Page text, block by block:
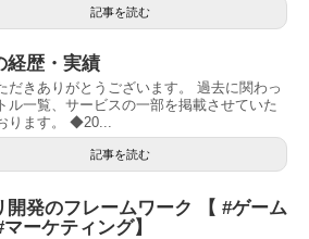
記事を読む
経歴・実績
だきありがとうございます。 過去に関わっ
ル一覧、サービスの一部を掲載させていた
ります。 ◆20...
記事を読む
開発のフレームワーク 【 #ゲーム
ーケティング】